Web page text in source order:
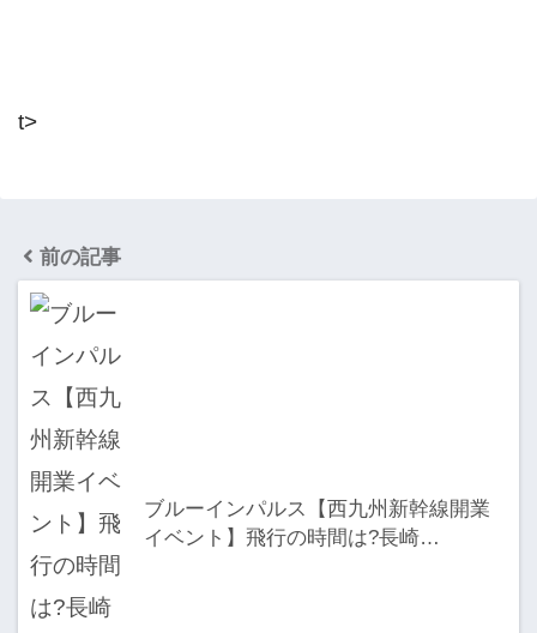
t>
前の記事
ブルーインパルス【西九州新幹線開業
イベント】飛行の時間は?長崎…